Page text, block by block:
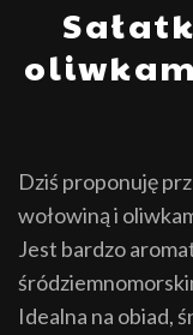
Dziś proponuję
wołowiną i
Jest bardzo
Idealna na obiad,